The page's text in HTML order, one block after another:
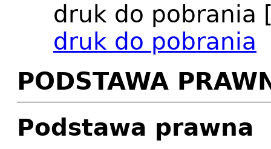
druk do pobrania
druk do pobrania
PODSTAWA
Podstawa prawna